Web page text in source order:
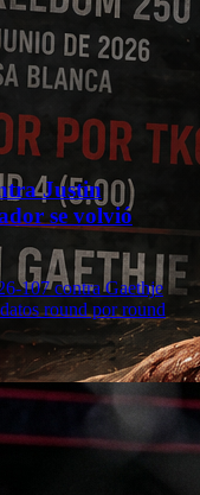
Justin
se volvió
107 contra Gaethje
round por round